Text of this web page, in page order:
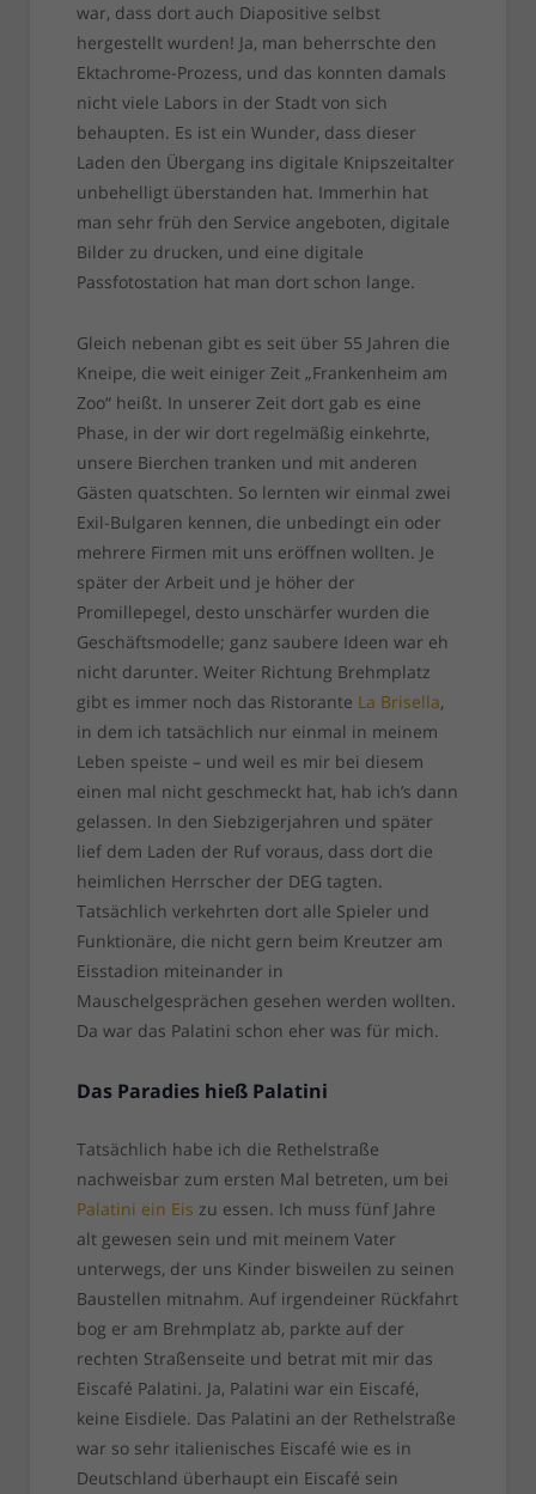
war, dass dort auch Diapositive selbst
hergestellt wurden! Ja, man beherrschte den
Ektachrome-Prozess, und das konnten damals
nicht viele Labors in der Stadt von sich
behaupten. Es ist ein Wunder, dass dieser
Laden den Übergang ins digitale Knipszeitalter
unbehelligt überstanden hat. Immerhin hat
man sehr früh den Service angeboten, digitale
Bilder zu drucken, und eine digitale
Passfotostation hat man dort schon lange.
Gleich nebenan gibt es seit über 55 Jahren die
Kneipe, die weit einiger Zeit „Frankenheim am
Zoo“ heißt. In unserer Zeit dort gab es eine
Phase, in der wir dort regelmäßig einkehrte,
unsere Bierchen tranken und mit anderen
Gästen quatschten. So lernten wir einmal zwei
Exil-Bulgaren kennen, die unbedingt ein oder
mehrere Firmen mit uns eröffnen wollten. Je
später der Arbeit und je höher der
Promillepegel, desto unschärfer wurden die
Geschäftsmodelle; ganz saubere Ideen war eh
nicht darunter. Weiter Richtung Brehmplatz
gibt es immer noch das Ristorante La Brisella,
in dem ich tatsächlich nur einmal in meinem
Leben speiste – und weil es mir bei diesem
einen mal nicht geschmeckt hat, hab ich’s dann
gelassen. In den Siebzigerjahren und später
lief dem Laden der Ruf voraus, dass dort die
heimlichen Herrscher der DEG tagten.
Tatsächlich verkehrten dort alle Spieler und
Funktionäre, die nicht gern beim Kreutzer am
Eisstadion miteinander in
Mauschelgesprächen gesehen werden wollten.
Da war das Palatini schon eher was für mich.
Das Paradies hieß Palatini
Tatsächlich habe ich die Rethelstraße
nachweisbar zum ersten Mal betreten, um bei
Palatini ein Eis zu essen. Ich muss fünf Jahre
alt gewesen sein und mit meinem Vater
unterwegs, der uns Kinder bisweilen zu seinen
Baustellen mitnahm. Auf irgendeiner Rückfahrt
bog er am Brehmplatz ab, parkte auf der
rechten Straßenseite und betrat mit mir das
Eiscafé Palatini. Ja, Palatini war ein Eiscafé,
keine Eisdiele. Das Palatini an der Rethelstraße
war so sehr italienisches Eiscafé wie es in
Deutschland überhaupt ein Eiscafé sein